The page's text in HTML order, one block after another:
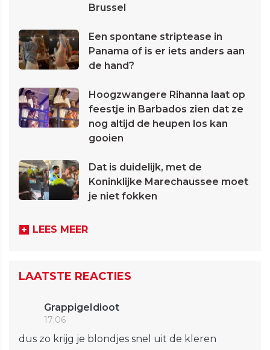
Brussel
Een spontane striptease in
Panama of is er iets anders aan
de hand?
Hoogzwangere Rihanna laat op
feestje in Barbados zien dat ze
nog altijd de heupen los kan
gooien
Dat is duidelijk, met de
Koninklijke Marechaussee moet
je niet fokken
LEES MEER
LAATSTE REACTIES
GrappigeIdioot
17:06
dus zo krijg je blondjes snel uit de kleren